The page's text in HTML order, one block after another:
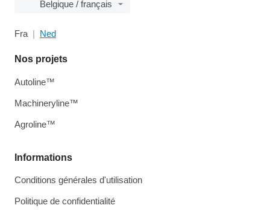
Belgique / français
Fra Ned
Informations
Conditions générales d'utilisation
Politique de confidentialité
Nos projets
Autoline™
Machineryline™
Agroline™